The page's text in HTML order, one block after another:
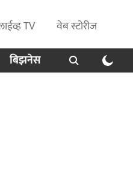
TV
वेब स्टोरीज
बिझनेस